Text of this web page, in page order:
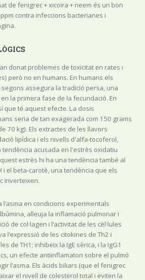
de fenigrec + xicoira + neem és un bon
contra infeccions bacterianes i
donat problemes de toxicitat en rates i
però no en humans. En humans els
assegura la tradició persa, una
la primera fase de la fecundació. En
que té aquest efecte. La dosis
seria de tan exagerada com 150 grams
70 kg). Els extractes de les llavors
lipídica i els nivells d'alfa-tocoferol,
tendència acusada en l'estrès oxidatiu
estrès hi ha una tendència també al
i el beta-carotè, una tendència que els
inverteixen.
l’asma en condicions experimentals
alleuja la inflamació pulmonar i
de col·lagen i l’activitat de les cèl·lules
l’expressió de les citokines de Th2 i
de TH1; inhibeix la IgE sèrica, i la IgG1
un efecte antiinflamatori sobre el pulmó
l’asma. Els àcids biliars (que el fenigrec
el nivell de colesterol total i eviten la